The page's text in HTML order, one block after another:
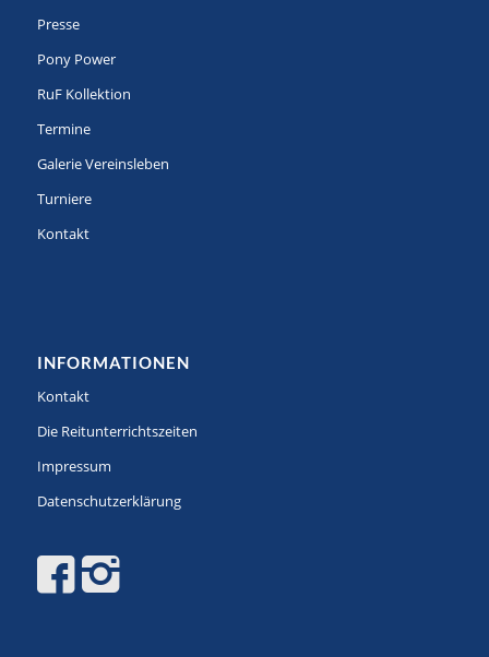
Presse
Pony Power
RuF Kollektion
Termine
Galerie Vereinsleben
Turniere
Kontakt
INFORMATIONEN
Kontakt
Die Reitunterrichtszeiten
Impressum
Datenschutzerklärung